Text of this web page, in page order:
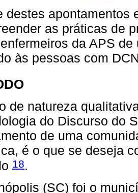
destes apontamentos
as práticas de
da APS
às pessoas com
de natureza
do Discurso do
de uma
é o que se deseja
18.
(SC) foi o